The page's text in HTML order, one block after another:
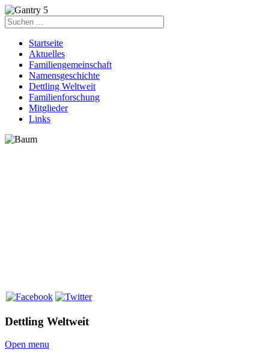
Startseite
Aktuelles
Familiengemeinschaft
Namensgeschichte
Dettling Weltweit
Familienforschung
Mitglieder
Links
Dettling Weltweit
Open menu